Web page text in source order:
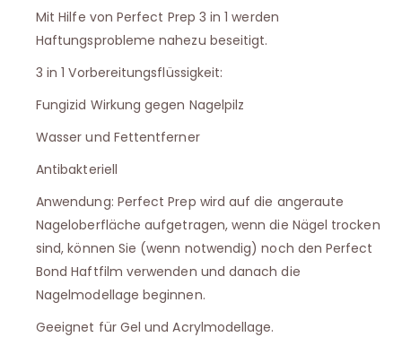
Mit Hilfe von Perfect Prep 3 in 1 werden
Haftungsprobleme nahezu beseitigt.
3 in 1 Vorbereitungsflüssigkeit:
Fungizid Wirkung gegen Nagelpilz
Wasser und Fettentferner
Antibakteriell
Anwendung: Perfect Prep wird auf die angeraute
Nageloberfläche aufgetragen, wenn die Nägel trocken
sind, können Sie (wenn notwendig) noch den Perfect
Bond Haftfilm verwenden und danach die
Nagelmodellage beginnen.
Geeignet für Gel und Acrylmodellage.